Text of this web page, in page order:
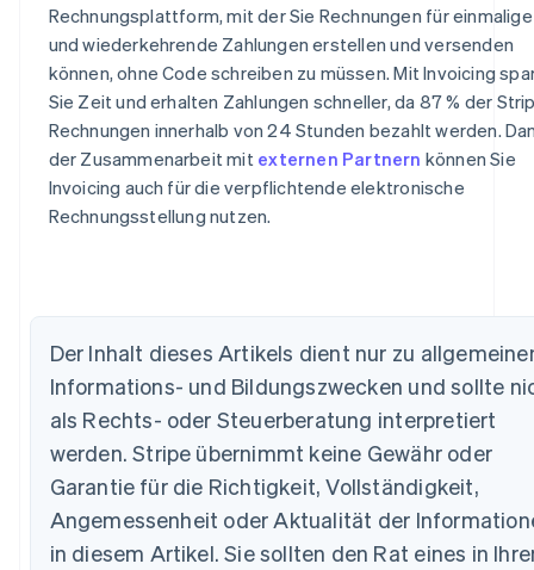
Rechnungsplattform, mit der Sie Rechnungen für einmalige
und wiederkehrende Zahlungen erstellen und versenden
können, ohne Code schreiben zu müssen. Mit Invoicing
Sie Zeit und erhalten Zahlungen schneller, da 87 % der
Rechnungen innerhalb von 24 Stunden bezahlt werden.
der Zusammenarbeit mit externen Partnern können Sie
Invoicing auch für die verpflichtende elektronische
Rechnungsstellung nutzen.
Der Inhalt dieses Artikels dient nur zu
Informations- und Bildungszwecken und sollte
als Rechts- oder Steuerberatung interpretiert
werden. Stripe übernimmt keine Gewähr oder
Garantie für die Richtigkeit, Vollständigkeit,
Angemessenheit oder Aktualität der
in diesem Artikel. Sie sollten den Rat eines in
English
Belgien
Nederlands FrançaisDeutsch English
Brasilien
PortuguêsEnglish
Bulgarien